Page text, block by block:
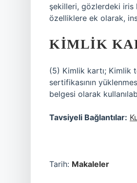
şekilleri, gözlerdeki iris
özelliklere ek olarak,
KIMLIK
(5) Kimlik kartı; Kimlik
sertifikasının
belgesi olarak
Tavsiyeli Bağlantılar:
Tarih: Makaleler